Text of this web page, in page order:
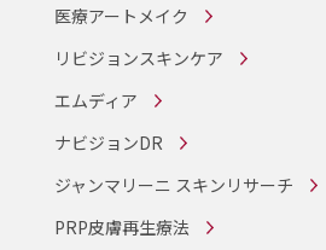
医療アートメイク
リビジョンスキンケア
エムディア
ナビジョンDR
ジャンマリーニ スキンリサーチ
PRP皮膚再生療法